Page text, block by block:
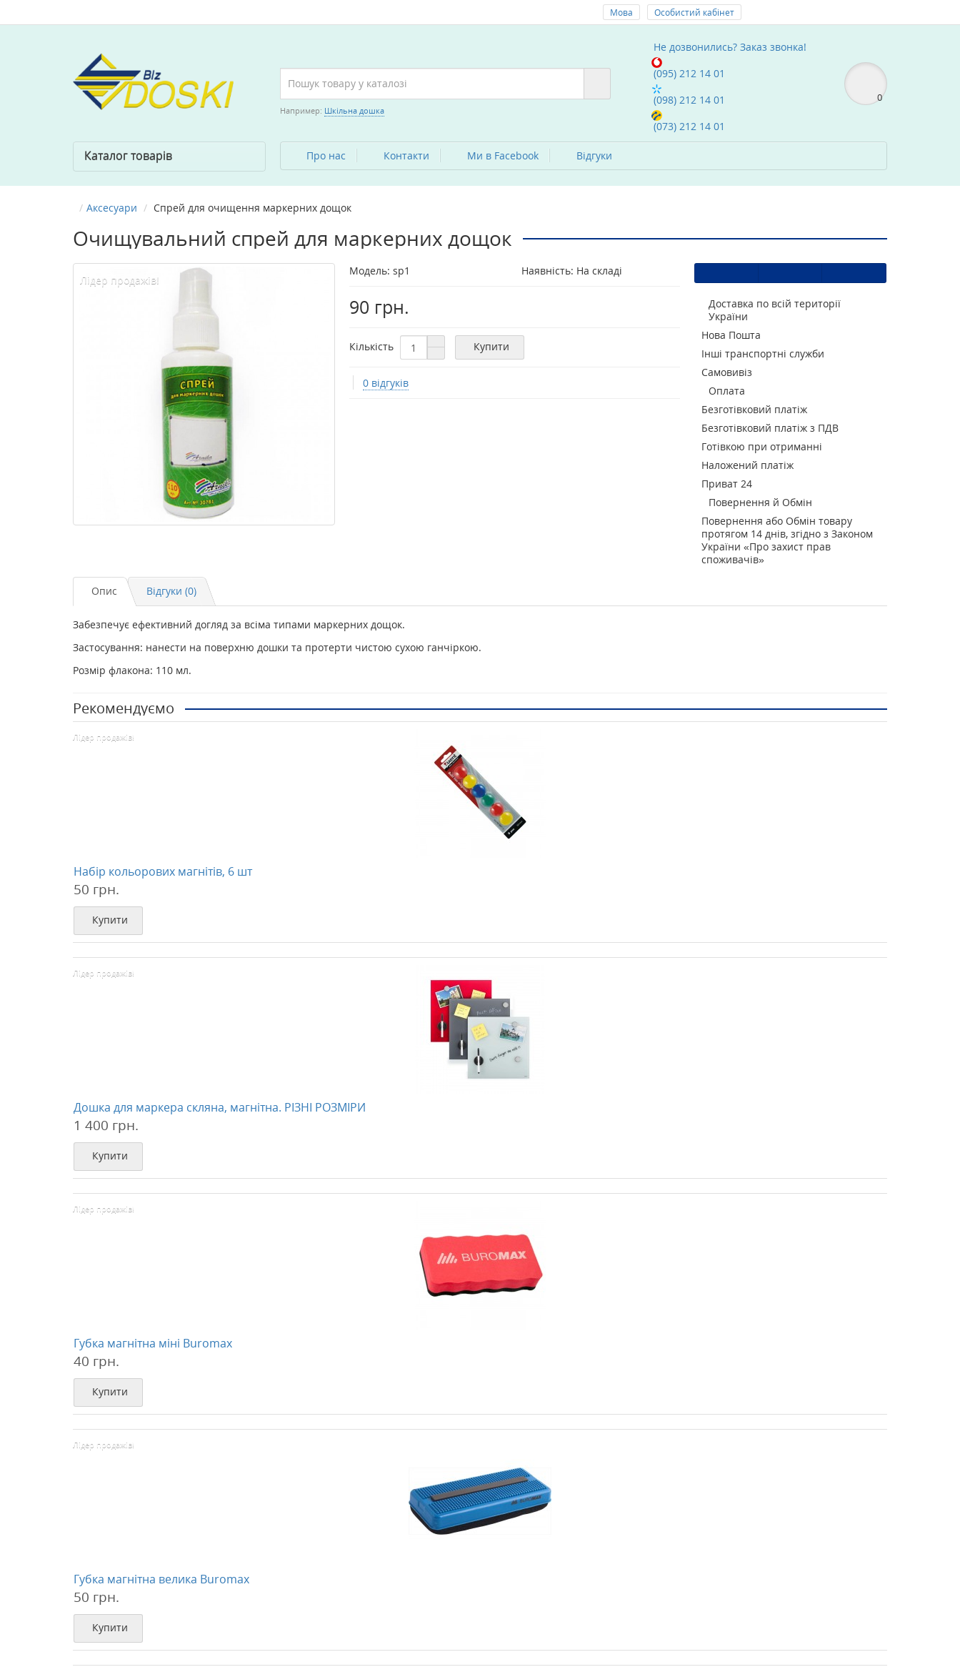
Особистий кабінет
Мова
Не дозвонились?Заказ звонка!
(095) 212 14 01
(098) 212 14 01
(073) 212 14 01
0
Например: Шкільна дошка
Про нас Контакти Ми в Facebook Вiдгуки
Каталог товарів
Аксесуари Спрей для очищення маркерних дощок
Очищувальний спрей для маркерних дощок
Лідер продажів!
Модель: sp1 Наявність: На складі
90 грн.
Кількість Купити
0 відгуків
Доставка по всій території
України
Нова Пошта
Інші транспортні служби
Самовивіз
Оплата
Безготівковий платіж
Безготівковий платіж з ПДВ
Готівкою при отриманні
Наложений платіж
Приват 24
Повернення й Обмін
Повернення або Обмін товару
протягом 14 днів, згідно з Законом
України «Про захист прав
споживачів»
Опис Відгуки (0)
Забезпечує ефективний догляд за всіма типами маркерних дощок.
Застосування: нанести на поверхню дошки та протерти чистою сухою ганчіркою.
Розмір флакона: 110 мл.
Рекомендуємо
Лідер продажів!
Набір кольорових магнітів, 6 шт
50 грн.
Купити
Лідер продажів!
Дошка для маркера скляна, магнітна. РІЗНІ РОЗМІРИ
1 400 грн.
Купити
Лідер продажів!
Губка магнітна міні Buromax
40 грн.
Купити
Лідер продажів!
Губка магнітна велика Buromax
50 грн.
Купити